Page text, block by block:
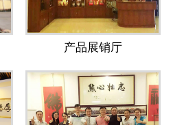
产品展销厅